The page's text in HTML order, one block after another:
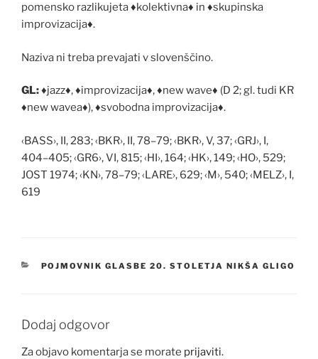
pomensko razlikujeta♦kolektivna♦ in ♦skupinska
improvizacija♦.
Naziva ni treba prevajati v slovenščino.
GL:♦jazz♦,♦improvizacija♦,♦new wave♦ (D 2; gl. tudi KR
♦new wavea♦),♦svobodna improvizacija♦.
‹BASS›, II, 283; ‹BKR›, II, 78–79; ‹BKR›, V, 37; ‹GRJ›, I,
404–405; ‹GR6›, VI, 815; ‹HI›, 164; ‹HK›, 149; ‹HO›, 529;
JOST 1974; ‹KN›, 78–79; ‹LARE›, 629; ‹M›, 540; ‹MELZ›, I,
619
KATEGORIJE
POJMOVNIK GLASBE 20. STOLETJA NIKŠA GLIGO
Dodaj odgovor
Za objavo komentarja se morate prijaviti.